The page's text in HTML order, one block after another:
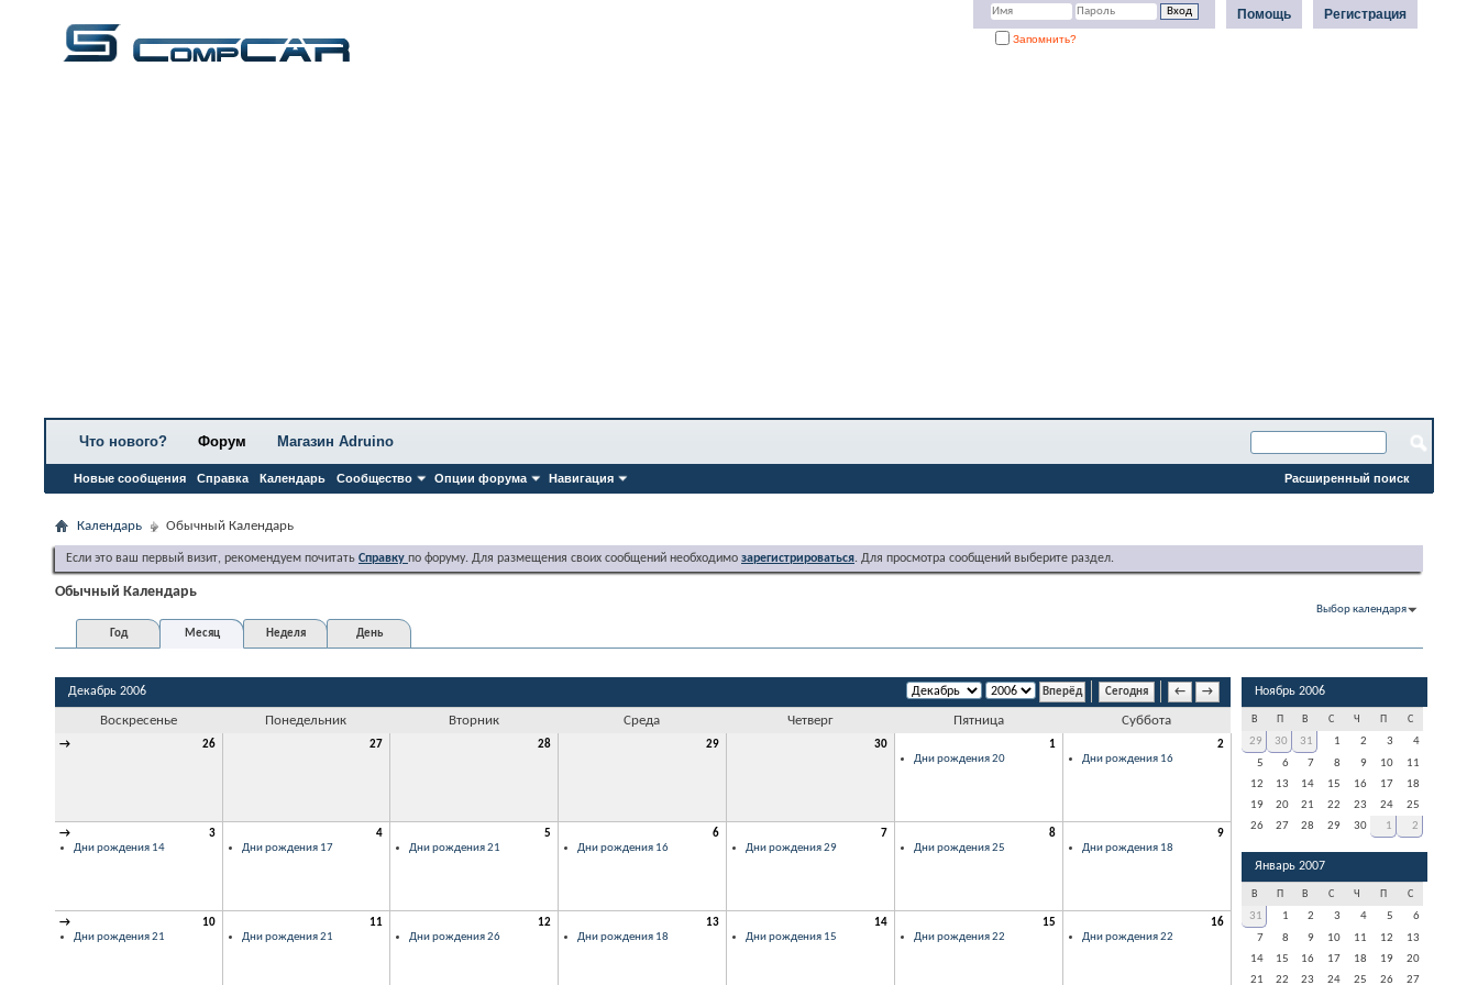
Регистрация
Помощь
Запомнить?
Что нового? Форум
Новые сообщения Справка Календарь Сообщество Опции форума Навигация
Магазин Adruino
Расширенный поиск
Календарь Обычный Календарь
Если это ваш первый визит, рекомендуем почитать Справку по форуму. Для размещения своих сообщений необходимо зарегистрироваться. Для просмотра сообщений выберите раздел.
Обычный Календарь
Выбор календаря
Год
Месяц Неделя День
Сегодня ← →
Декабрь 2006
Воскресенье Понедельник Вторник Среда Четверг Пятница Суббота
→ 26 27 28 29 30
1
Дни рождения 20
2
Дни рождения 16
→
3
Дни рождения 14
4
Дни рождения 17
5
Дни рождения 21
6
Дни рождения 16
7
Дни рождения 29
8
Дни рождения 25
9
Дни рождения 18
→
10
Дни рождения 21
11
Дни рождения 21
12
Дни рождения 26
13
Дни рождения 18
14
Дни рождения 15
15
Дни рождения 22
16
Дни рождения 22
Ноябрь 2006
В В С Ч С
29 30 31 1 2 3
4
5
6 7 8 9 10
11
12
13 14 15 16 17
18
19
20 21 22 23 24
25
26
27 28 29 30 1 2
Январь 2007
В В С Ч С
31 1 2 3 4 5
6
7
8 9 10 11 12
13
14
15 16 17 18 19
20
21
22 23 24 25 26 27